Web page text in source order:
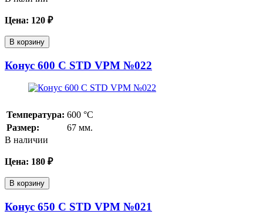
Цена: 120 ₽
В корзину
Конус 600 С STD VPM №022
Температура: 600 °С
Размер:
67 мм.
В наличии
Цена: 180 ₽
В корзину
Конус 650 С STD VPM №021